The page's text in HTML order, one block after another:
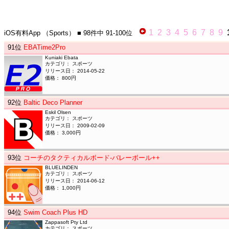
iOS有料App （Sports） ■ 98件中 91-100位 1 2 3 4 5 6 7 8 9
91位 EBATime2Pro
Kuniaki Ebata
カテゴリ： スポーツ
リリース日： 2014-05-22
価格： 800円
92位 Baltic Deco Planner
Eskil Olsen
カテゴリ： スポーツ
リリース日： 2009-02-09
価格： 3,000円
93位 コーチのタクティカルボード-バレーボール++
BLUELINDEN
カテゴリ： スポーツ
リリース日： 2014-06-12
価格： 1,000円
94位 Swim Coach Plus HD
Zappasoft Pty Ltd